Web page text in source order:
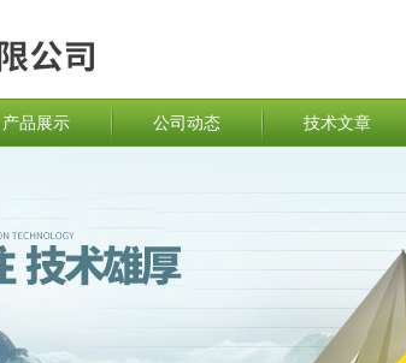
产品展示 公司动态 技术文章